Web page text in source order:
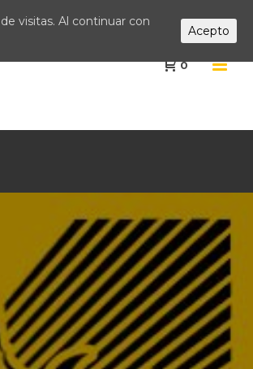
0
visitas. Al continuar con
Acepto